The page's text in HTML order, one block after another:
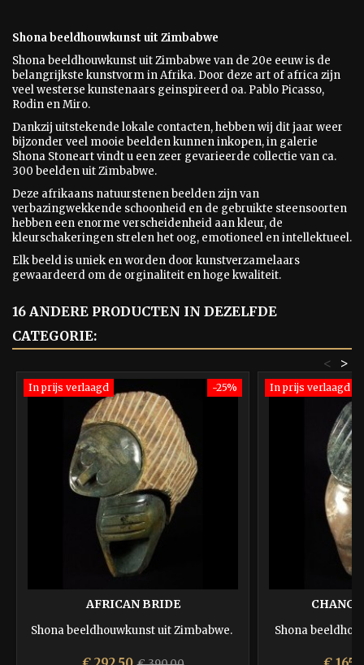
Shona beeldhouwkunst uit Zimbabwe
Shona beeldhouwkunst uit Zimbabwe van de 20e eeuw is de
belangrijkste kunstvorm in Afrika. Door deze art of africa zijn
veel westerse kunstenaars geinspireerd oa. Pablo Picasso,
Rodin en Miro.
Dankzij uitstekende lokale contacten, hebben wij dit jaar weer
bijzonder veel mooie beelden kunnen inkopen, in galerie
Shona Stoneart vindt u een zeer gevarieerde collectie van ca.
300 beelden uit Zimbabwe.
Deze afrikaans natuurstenen beelden zijn van
verbazingwekkende schoonheid en de gebruikte steensoorten
hebben een enorme verscheidenheid aan kleur, de
kleurschakeringen strelen het oog, emotioneel en intellektueel.
Elk beeld is uniek en worden door kunstverzamelaars
gewaardeerd om de orginaliteit en hoge kwaliteit.
16 ANDERE PRODUCTEN IN DEZELFDE
CATEGORIE:
>
<
-25%
In prijs verlaagd
AFRICAN BRIDE
Shona beeldhouwkunst uit Zimbabwe.
Prijs Normale
In prijs verlaagd
Shona
Prijs